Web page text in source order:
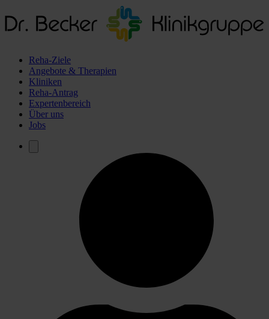
Reha-Ziele
Angebote & Therapien
Kliniken
Reha-Antrag
Expertenbereich
Über uns
Jobs